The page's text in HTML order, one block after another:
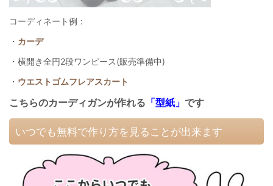
コーディネート例：
・ カーデ
・横開き全円2段ワンピース(販売準備中)
・ ウエストゴムフレアスカート
こちらのカーディガンが作れる 「型紙」 です
いつでも無料で作り方を見ることが出来ます